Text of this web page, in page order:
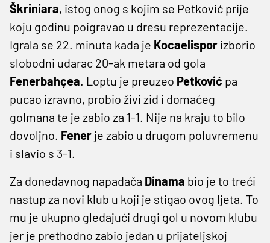
Škriniara, istog onog s kojim se Petković prije
koju godinu poigravao u dresu reprezentacije.
Igrala se 22. minuta kada je Kocaelispor izborio
slobodni udarac 20-ak metara od gola
Fenerbahçea. Loptu je preuzeo Petković pa
pucao izravno, probio živi zid i domaćeg
golmana te je zabio za 1-1. Nije na kraju to bilo
dovoljno. Fener je zabio u drugom poluvremenu
i slavio s 3-1.
Za donedavnog napadača Dinama bio je to treći
nastup za novi klub u koji je stigao ovog ljeta. To
mu je ukupno gledajući drugi gol u novom klubu
jer je prethodno zabio jedan u prijateljskoj